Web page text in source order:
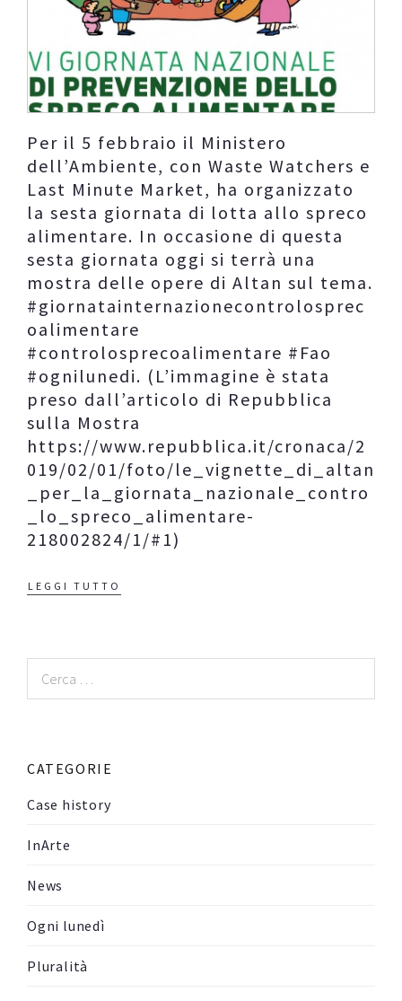
Per il 5 febbraio il Ministero
dell’Ambiente, con Waste Watchers e
Last Minute Market, ha organizzato
la sesta giornata di lotta allo spreco
alimentare. In occasione di questa
sesta giornata oggi si terrà una
mostra delle opere di Altan sul tema.
#giornatainternazionecontrolosprec
oalimentare
#controlosprecoalimentare #Fao
#ognilunedi. (L’immagine è stata
preso dall’articolo di Repubblica
sulla Mostra
https://www.repubblica.it/cronaca/2
019/02/01/foto/le_vignette_di_altan
_per_la_giornata_nazionale_contro
_lo_spreco_alimentare-
218002824/1/#1)
LEGGI TUTTO
per:
CATEGORIE
Case history
InArte
News
Ogni lunedì
Pluralità